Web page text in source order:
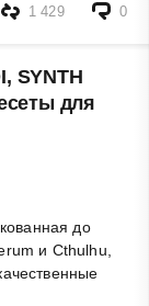
0
1 429
SYNTH
для
до
и Cthulhu,